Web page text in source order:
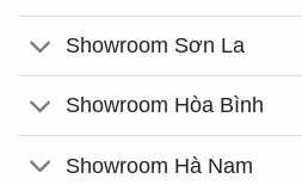
Showroom Sơn La
Showroom Hòa Bình
Showroom Hà Nam